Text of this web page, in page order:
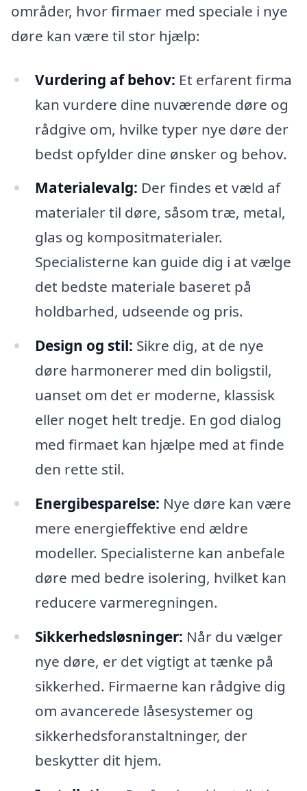
områder, hvor firmaer med speciale i nye
døre kan være til stor hjælp:
Vurdering af behov: Et erfarent firma
kan vurdere dine nuværende døre og
rådgive om, hvilke typer nye døre der
bedst opfylder dine ønsker og behov.
Materialevalg: Der findes et væld af
materialer til døre, såsom træ, metal,
glas og kompositmaterialer.
Specialisterne kan guide dig i at vælge
det bedste materiale baseret på
holdbarhed, udseende og pris.
Design og stil: Sikre dig, at de nye
døre harmonerer med din boligstil,
uanset om det er moderne, klassisk
eller noget helt tredje. En god dialog
med firmaet kan hjælpe med at finde
den rette stil.
Energibesparelse: Nye døre kan være
mere energieffektive end ældre
modeller. Specialisterne kan anbefale
døre med bedre isolering, hvilket kan
reducere varmeregningen.
Sikkerhedsløsninger: Når du vælger
nye døre, er det vigtigt at tænke på
sikkerhed. Firmaerne kan rådgive dig
om avancerede låsesystemer og
sikkerhedsforanstaltninger, der
beskytter dit hjem.